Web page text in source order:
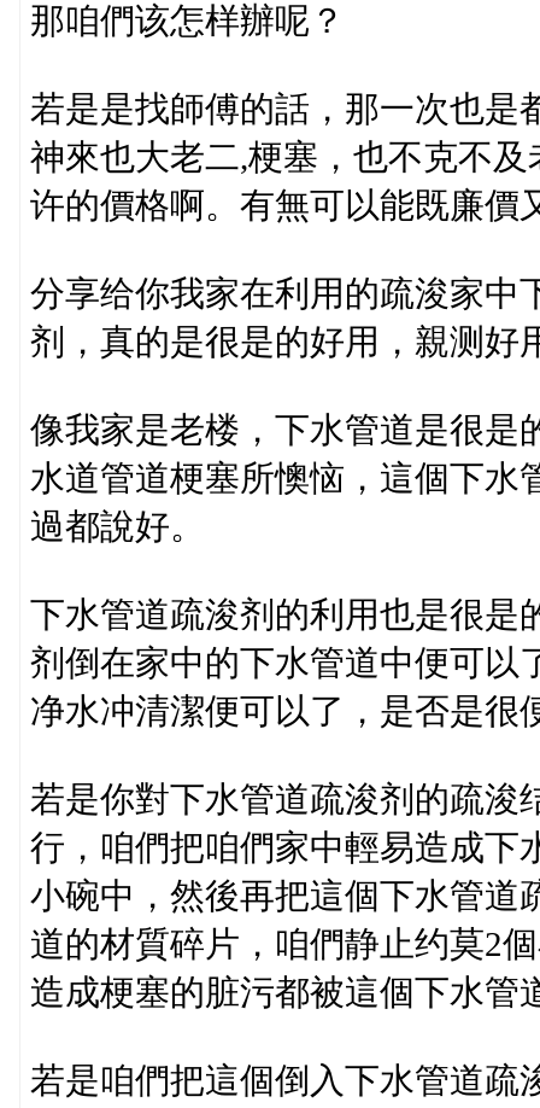
那咱們该怎样辦呢？
若是是找師傅的話，那一次也是
神來也大老二,梗塞，也不克不
许的價格啊。有無可以能既廉價
分享给你我家在利用的疏浚家中
剂，真的是很是的好用，親测好
像我家是老楼，下水管道是很是
水道管道梗塞所懊恼，這個下水
過都說好。
下水管道疏浚剂的利用也是很是
剂倒在家中的下水管道中便可以
净水冲清潔便可以了，是否是很
若是你對下水管道疏浚剂的疏浚
行，咱們把咱們家中輕易造成下
小碗中，然後再把這個下水管道
道的材質碎片，咱們静止约莫2
造成梗塞的脏污都被這個下水管
若是咱們把這個倒入下水管道疏